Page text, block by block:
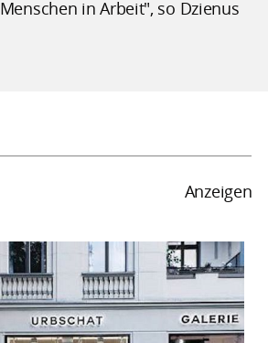
in Arbeit", so Dzienus
Anzeigen